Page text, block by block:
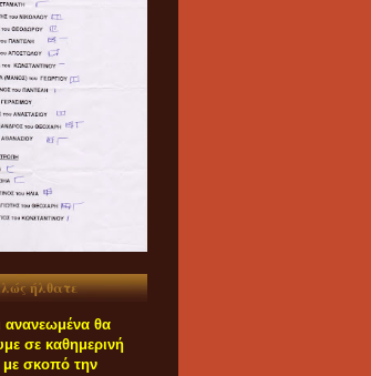
ήλθατε
ανανεωμένα θα
σε καθημερινή
με σκοπό την